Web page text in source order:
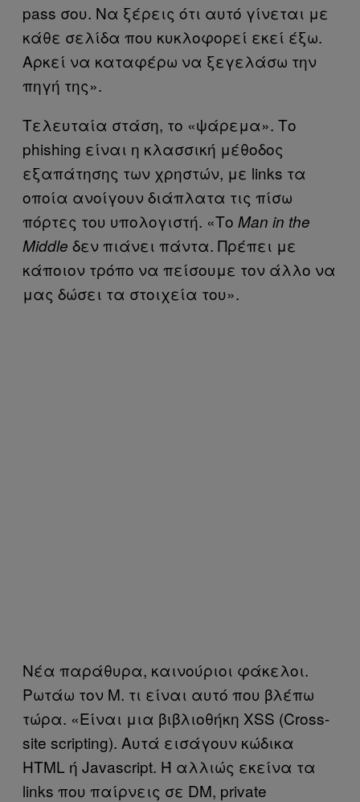
pass σου. Να ξέρεις ότι αυτό γίνεται με
κάθε σελίδα που κυκλοφορεί εκεί έξω.
Αρκεί να καταφέρω να ξεγελάσω την
πηγή της».
Τελευταία στάση, το «ψάρεμα». Το
phishing είναι η κλασσική μέθοδος
εξαπάτησης των χρηστών, με links τα
οποία ανοίγουν διάπλατα τις πίσω
πόρτες του υπολογιστή. «Το Man in the
Middle δεν πιάνει πάντα. Πρέπει με
κάποιον τρόπο να πείσουμε τον άλλο να
μας δώσει τα στοιχεία του».
Νέα παράθυρα, καινούριοι φάκελοι.
Ρωτάω τον Μ. τι είναι αυτό που βλέπω
τώρα. «Είναι μια βιβλιοθήκη XSS (Cross-
site scripting). Αυτά εισάγουν κώδικα
HTML ή Javascript. Ή αλλιώς εκείνα τα
links που παίρνεις σε DM, private